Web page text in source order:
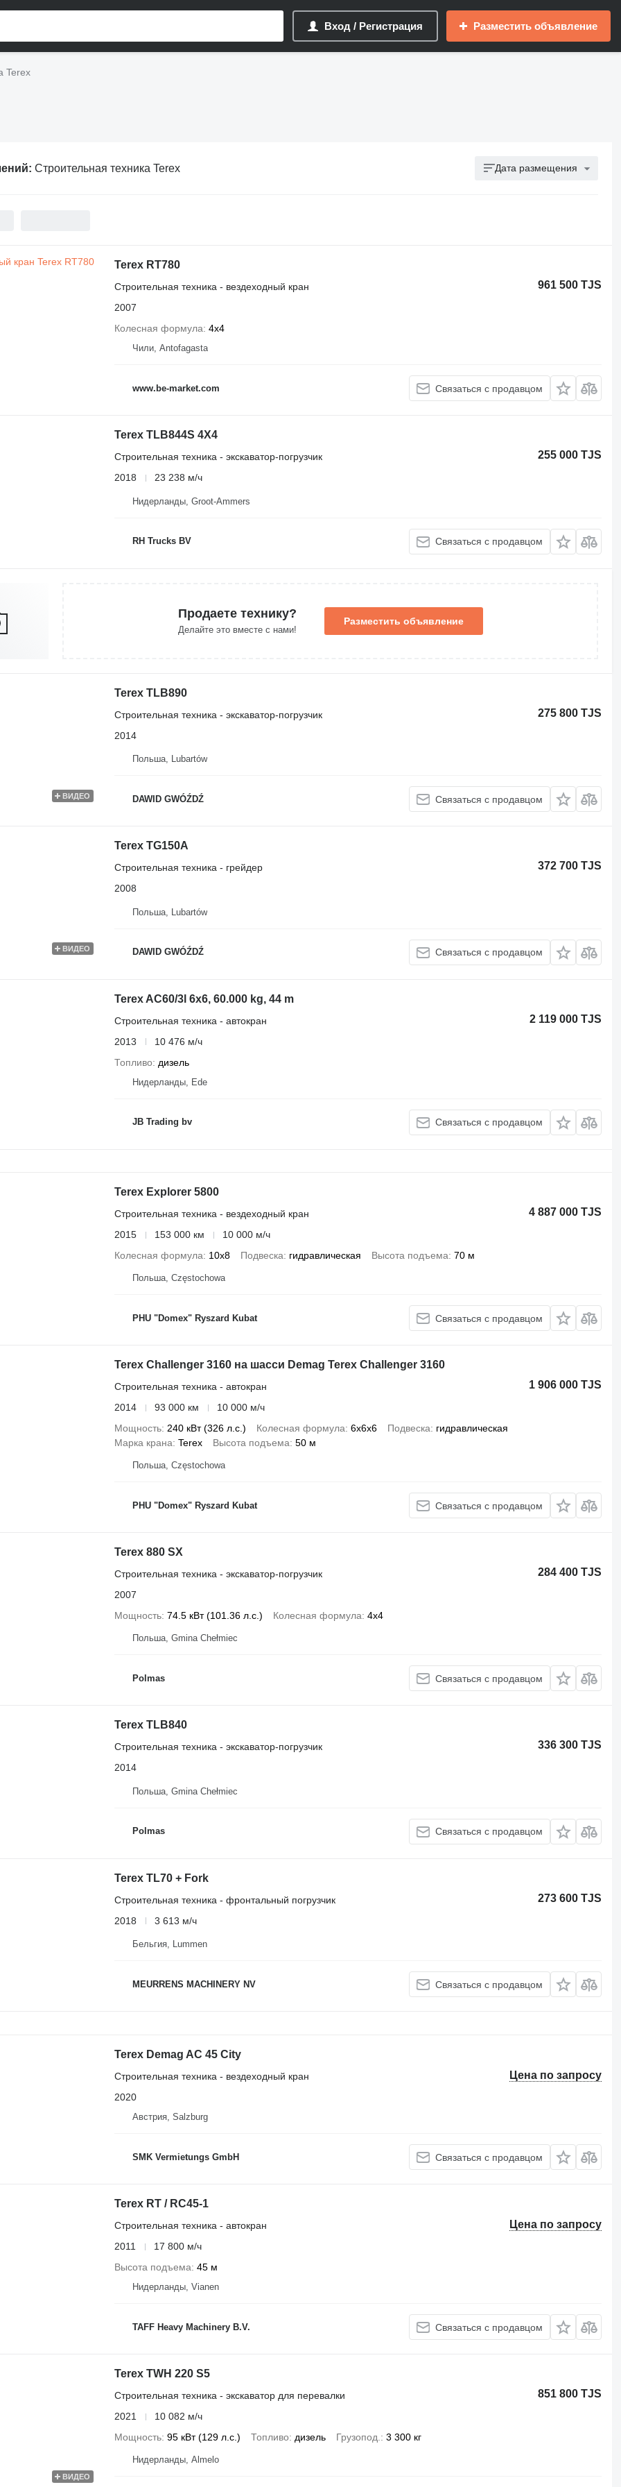
Вход / Регистрация Разместить объявление
Terex
Строительная техника Terex Дата размещения
Terex RT780
961 500 TJS
Строительная техника - вездеходный кран
2007
Колесная формула 4x4
Чили, Antofagasta
www.be-market.com Связаться с продавцом
Terex TLB844S 4X4
255 000 TJS
Строительная техника - экскаватор-погрузчик
2018
23 238 м/ч
Нидерланды, Groot-Ammers
RH Trucks BV Связаться с продавцом
Продаете технику?
Делайте это вместе с нами!
Разместить объявление
ВИДЕО
Terex TLB890
275 800 TJS
Строительная техника - экскаватор-погрузчик
2014
Польша, Lubartów
DAWID GWÓŹDŹ Связаться с продавцом
ВИДЕО
Terex TG150A
372 700 TJS
Строительная техника - грейдер
2008
Польша, Lubartów
DAWID GWÓŹDŹ Связаться с продавцом
Terex AC60/3l 6x6, 60.000 kg, 44 m
2 119 000 TJS
Строительная техника - автокран
2013
10 476 м/ч
Топливо
дизель
Нидерланды, Ede
JB Trading bv Связаться с продавцом
Terex Explorer 5800
4 887 000 TJS
Строительная техника - вездеходный кран
2015
153 000 км
10 000 м/ч
Колесная формула 10x8 Подвеска гидравлическая Высота подъема 70 м
Польша, Częstochowa
PHU "Domex" Ryszard Kubat Связаться с продавцом
Terex Challenger 3160 на шасси Demag Terex Challenger 3160
1 906 000 TJS
Строительная техника - автокран
2014
93 000 км
10 000 м/ч
Мощность 240 кВт (326 л.с.) Колесная формула 6x6x6 Подвеска гидравлическая
Марка крана Terex Высота подъема 50 м
Польша, Częstochowa
PHU "Domex" Ryszard Kubat Связаться с продавцом
Terex 880 SX
284 400 TJS
Строительная техника - экскаватор-погрузчик
2007
Мощность 74.5 кВт (101.36 л.с.) Колесная формула 4x4
Польша, Gmina Chełmiec
Polmas Связаться с продавцом
Terex TLB840
336 300 TJS
Строительная техника - экскаватор-погрузчик
2014
Польша, Gmina Chełmiec
Polmas Связаться с продавцом
Terex TL70 + Fork
273 600 TJS
Строительная техника - фронтальный погрузчик
2018
3 613 м/ч
Бельгия, Lummen
MEURRENS MACHINERY NV Связаться с продавцом
Terex Demag AC 45 City
Цена по запросу
Строительная техника - вездеходный кран
2020
Австрия, Salzburg
SMK Vermietungs GmbH Связаться с продавцом
Terex RT / RC45-1
Цена по запросу
Строительная техника - автокран
2011
17 800 м/ч
Высота подъема 45 м
Нидерланды, Vianen
TAFF Heavy Machinery B.V. Связаться с продавцом
ВИДЕО
Terex TWH 220 S5
851 800 TJS
Строительная техника - экскаватор для перевалки
2021
10 082 м/ч
Мощность 95 кВт (129 л.с.) Топливо дизель Грузопод. 3 300 кг
Нидерланды, Almelo